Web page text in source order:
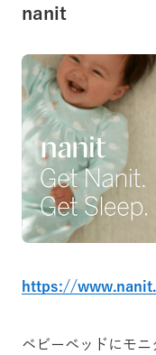
nanit
https://
ベビーベッドにモ